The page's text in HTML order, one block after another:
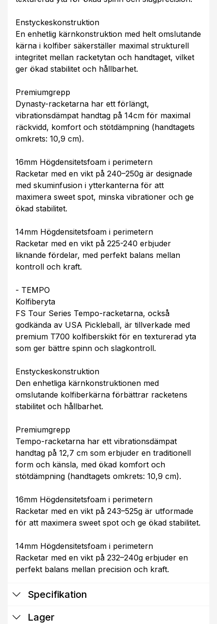
Enstyckeskonstruktion
En enhetlig kärnkonstruktion med helt omslutande
kärna i kolfiber säkerställer maximal strukturell
integritet mellan racketytan och handtaget, vilket
ger ökad stabilitet och hållbarhet.
Premiumgrepp
Dynasty-racketarna har ett förlängt,
vibrationsdämpat handtag på 14cm för maximal
räckvidd, komfort och stötdämpning (handtagets
omkrets: 10,9 cm).
16mm Högdensitetsfoam i perimetern
Racketar med en vikt på 240–250g är designade
med skuminfusion i ytterkanterna för att
maximera sweet spot, minska vibrationer och ge
ökad stabilitet.
14mm Högdensitetsfoam i perimetern
Racketar med en vikt på 225-240 erbjuder
liknande fördelar, med perfekt balans mellan
kontroll och kraft.
- TEMPO
Kolfiberyta
FS Tour Series Tempo-racketarna, också
godkända av USA Pickleball, är tillverkade med
premium T700 kolfiberskikt för en texturerad yta
som ger bättre spinn och slagkontroll.
Enstyckeskonstruktion
Den enhetliga kärnkonstruktionen med
omslutande kolfiberkärna förbättrar racketens
stabilitet och hållbarhet.
Premiumgrepp
Tempo-racketarna har ett vibrationsdämpat
handtag på 12,7 cm som erbjuder en traditionell
form och känsla, med ökad komfort och
stötdämpning (handtagets omkrets: 10,9 cm).
16mm Högdensitetsfoam i perimetern
Racketar med en vikt på 243–525g är utformade
för att maximera sweet spot och ge ökad stabilitet.
14mm Högdensitetsfoam i perimetern
Racketar med en vikt på 232–240g erbjuder en
perfekt balans mellan precision och kraft.
Specifikation
Lager